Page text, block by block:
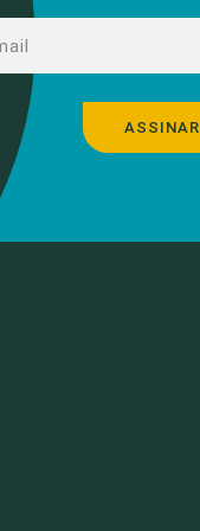
ASSINAR